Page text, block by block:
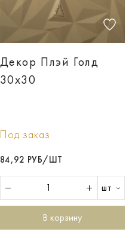
Декор Плэй Голд
30x30
Под заказ
84,92 РУБ/ШТ
шт
В корзину